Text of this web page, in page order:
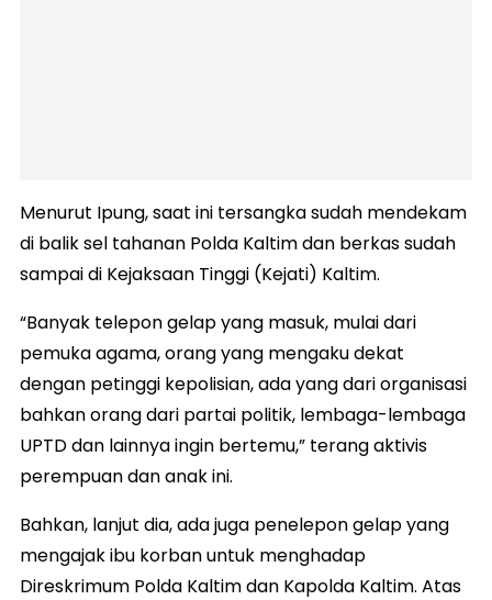
Menurut Ipung, saat ini tersangka sudah mendekam
di balik sel tahanan Polda Kaltim dan berkas sudah
sampai di Kejaksaan Tinggi (Kejati) Kaltim.
“Banyak telepon gelap yang masuk, mulai dari
pemuka agama, orang yang mengaku dekat
dengan petinggi kepolisian, ada yang dari organisasi
bahkan orang dari partai politik, lembaga-lembaga
UPTD dan lainnya ingin bertemu,” terang aktivis
perempuan dan anak ini.
Bahkan, lanjut dia, ada juga penelepon gelap yang
mengajak ibu korban untuk menghadap
Direskrimum Polda Kaltim dan Kapolda Kaltim. Atas